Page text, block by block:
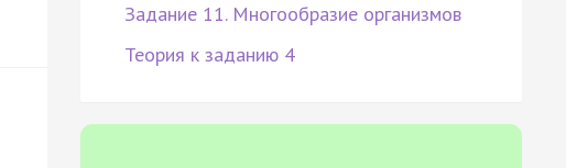
Задание 11. Многообразие организмов
Теория к заданию 4